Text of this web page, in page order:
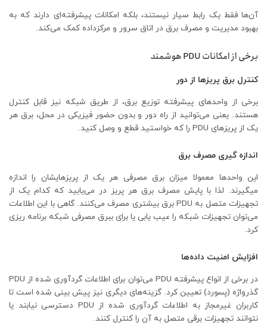
آن‌ها فقط یک رابط سیار نیستند، بلکه امکانات پیشرفته‌ای دارند که به
بهبود مدیریت و مصرف برق در اتاق سرور و مرکزداده کمک می‌کند.
برخی از امکانات PDU هوشمند
کنترل برق پریزها از دور
برخی از واحدهای پیشرفته توزیع برق، از طریق شبکه نیز قابل کنترل
هستند. یعنی می‌توانید از راه دور و بدون حضور فیزیکی در محل، برق هر
یک از پریزهای PDU را که خواستید قطع و وصل کنید.
اندازه گیری مصرف برق
این واحدها معمولا میزان برق مصرفی هر یک از پریزهایشان را اندازه
میگیرند. لذا با پایش مصرف برق هر پریز در می‌یابید که کدام یک از
تجهیزات متصل به PDU برق بیشتری مصرف می‌کنند. گاهی با این اطلاعات
می‌توان تجهیزات شبکه را عیب یابی یا برای ببرق مصرفی شبکه برنامه ریزی
کرد.
افزایش امنیت داده‌ها
در برخی از انواع پیشرفته PDU می‌توان برای اطلاعات گردآوری شده از PDU
گذرواژه (پسورد) تعیین کرد. گزینه‌های دیگری نیز پیش بینی شده است تا
کاربران غیرمجاز به اطلاعات گردآوری شده از PDU دسترسی نیابند یا
نتوانند تجهیزات برقی متصل به آن را کنترل کنند.